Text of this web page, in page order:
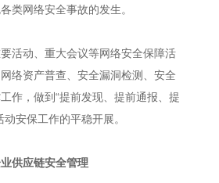
类网络安全事故的发生。
活动、重大会议等网络安全保障活
络资产普查、安全漏洞检测、安全
作，做到“提前发现、提前通报、提
安保工作的平稳开展。
供应链安全管理